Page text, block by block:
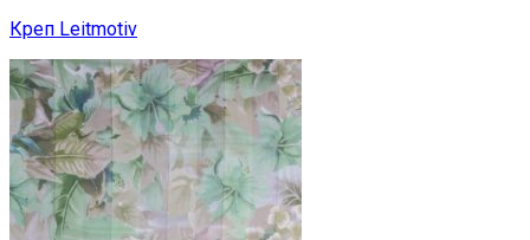
Креп Leitmotiv